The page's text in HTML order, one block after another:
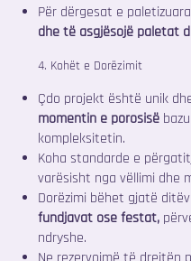
Për dërgesat e
dhe të asgjësojë paletat
4. Kohët e Dorëzimit
Çdo projekt është unik
momentin e porosisë
kompleksitetin.
Koha standarde e
varësisht nga vëllimi dhe
Dorëzimi bëhet gjatë
fundjavat ose festat,
ndryshe.